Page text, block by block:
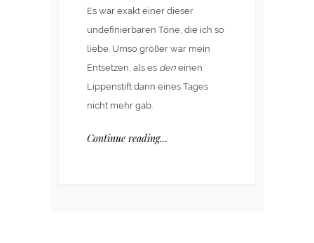
Es war exakt einer dieser
undefinierbaren Töne, die ich so
liebe. Umso größer war mein
Entsetzen, als es deneinen
Lippenstift dann eines Tages
nicht mehr gab.
Continue reading…